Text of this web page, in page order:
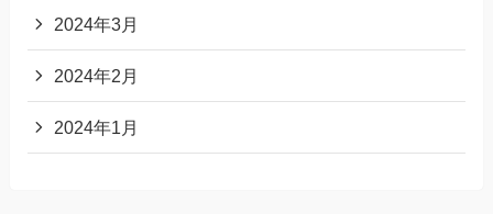
2024年3月
2024年2月
2024年1月